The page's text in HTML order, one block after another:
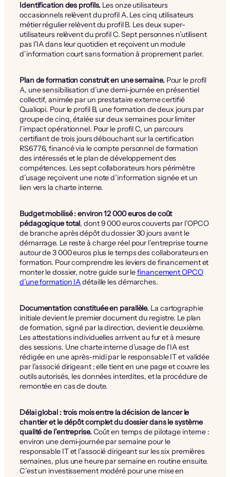
Identification des profils. Les onze utilisateurs
occasionnels relèvent du profil A. Les cinq utilisateurs
métier régulier relèvent du profil B. Les deux super-
utilisateurs relèvent du profil C. Sept personnes n’utilisent
pas l’IA dans leur quotidien et reçoivent un module
d’information court sans formation à proprement parler.
Plan de formation construit en une semaine.Pour le profil
A, une sensibilisation d’une demi-journée en présentiel
collectif, animée par un prestataire externe certifié
Qualiopi. Pour le profil B, une formation de deux jours par
groupe de cinq, étalée sur deux semaines pour limiter
l’impact opérationnel. Pour le profil C, un parcours
certifiant de trois jours débouchant sur la certification
RS6776, financé via le compte personnel de formation
des intéressés et le plan de développement des
compétences. Les sept collaborateurs hors périmètre
d’usage reçoivent une note d’information signée et un
lien vers la charte interne.
Budget mobilisé : environ 12 000 euros de coût
pédagogique total, dont 9 000 euros couverts par l’OPCO
de branche après dépôt du dossier 30 jours avant le
démarrage. Le reste à charge réel pour l’entreprise tourne
autour de 3 000 euros plus le temps des collaborateurs en
formation. Pour comprendre les leviers de financement et
monter le dossier, notre guide sur lefinancement OPCO
d’une formation IAdétaille les démarches.
Documentation constituée en parallèle. La cartographie
initiale devient le premier document du registre. Le plan
de formation, signé par la direction, devient le deuxième.
Les attestations individuelles arrivent au fur et à mesure
des sessions. Une charte interne d’usage de l’IA est
rédigée en une après-midi par le responsable IT et validée
par l’associé dirigeant ; elle tient en une page et couvre les
outils autorisés, les données interdites, et la procédure de
remontée en cas de doute.
Délai global : trois mois entre la décision de lancer le
chantier et le dépôt complet du dossier dans le système
qualité de l’entreprise.Coût en temps de pilotage interne :
environ une demi-journée par semaine pour le
responsable IT et l’associé dirigeant sur les six premières
semaines, plus une heure par semaine en routine ensuite.
C’est un investissement modéré pour une mise en